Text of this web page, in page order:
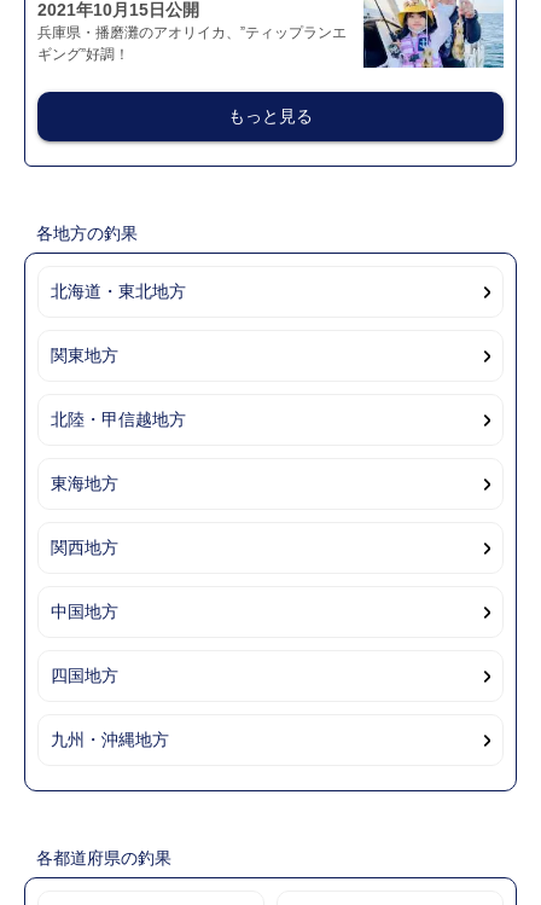
2021年10月15日公開
兵庫県・播磨灘のアオリイカ、”ティップランエ
ギング”好調！
もっと見る
各地方の釣果
北海道・東北地方
関東地方
北陸・甲信越地方
東海地方
関西地方
中国地方
四国地方
九州・沖縄地方
各都道府県の釣果